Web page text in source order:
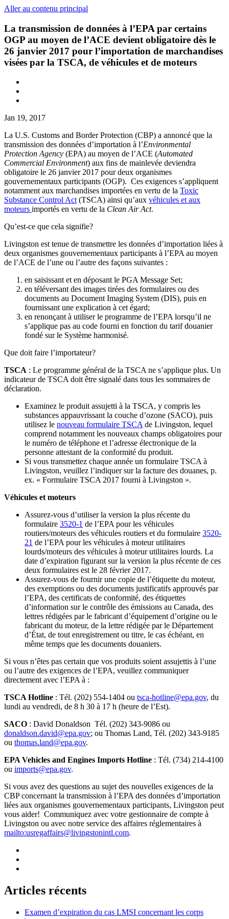
Aller au contenu principal
La transmission de données à l’EPA par certains
OGP au moyen de l’ACE devient obligatoire dès le
26 janvier 2017 pour l’importation de marchandises
visées par la TSCA, de véhicules et de moteurs
Jan 19, 2017
La U.S. Customs and Border Protection (CBP) a annoncé que la
transmission des données d’importation à l’Environmental
Protection Agency (EPA) au moyen de l’ACE (Automated
Commercial Environment) aux fins de mainlevée deviendra
obligatoire le 26 janvier 2017 pour deux organismes
gouvernementaux participants (OGP). Ces exigences s’appliquent
notamment aux marchandises importées en vertu de la Toxic
Substance Control Act(TSCA) ainsi qu’aux véhicules et aux
moteurs importés en vertu de la Clean Air Act.
Qu’est-ce que cela signifie?
Livingston est tenue de transmettre les données d’importation liées à
deux organismes gouvernementaux participants à l’EPA au moyen
de l’ACE de l’une ou l’autre des façons suivantes :
en saisissant et en déposant le PGA Message Set;
en téléversant des images tirées des formulaires ou des
documents au Document Imaging System (DIS), puis en
fournissant une explication à cet égard;
en renonçant à utiliser le programme de l’EPA lorsqu’il ne
s’applique pas au code fourni en fonction du tarif douanier
fondé sur le Système harmonisé.
Que doit faire l’importateur?
TSCA : Le programme général de la TSCA ne s’applique plus. Un
indicateur de TSCA doit être signalé dans tous les sommaires de
déclaration.
Examinez le produit assujetti à la TSCA, y compris les
substances appauvrissant la couche d’ozone (SACO), puis
utilisez le nouveau formulaire TSCAde Livingston, lequel
comprend notamment les nouveaux champs obligatoires pour
le numéro de téléphone et l’adresse électronique de la
personne attestant de la conformité du produit.
Si vous transmettez chaque année un formulaire TSCA à
Livingston, veuillez l’indiquer sur la facture des douanes, p.
ex. « Formulaire TSCA 2017 fourni à Livingston ».
Véhicules et moteurs
Assurez-vous d’utiliser la version la plus récente du
formulaire 3520-1 de l’EPA pour les véhicules
routiers/moteurs des véhicules routiers et du formulaire 3520-
21 de l’EPA pour les véhicules à moteur utilitaires
lourds/moteurs des véhicules à moteur utilitaires lourds. La
date d’expiration figurant sur la version la plus récente de ces
deux formulaires est le 28 février 2017.
Assurez-vous de fournir une copie de l’étiquette du moteur,
des exemptions ou des documents justificatifs approuvés par
l’EPA, des certificats de conformité, des étiquettes
d’information sur le contrôle des émissions au Canada, des
lettres rédigées par le fabricant d’équipement d’origine ou le
fabricant du moteur, de la lettre rédigée par le Département
d’État, de tout enregistrement ou titre, le cas échéant, en
même temps que les documents douaniers.
Si vous n’êtes pas certain que vos produits soient assujettis à l’une
ou l’autre des exigences de l’EPA, veuillez communiquer
directement avec l’EPA à :
TSCA Hotline : Tél. (202) 554-1404 ou tsca-hotline@epa.gov, du
lundi au vendredi, de 8 h 30 à 17 h (heure de l’Est).
SACO : David Donaldson Tél. (202) 343-9086 ou
donaldson.david@epa.gov; ou Thomas Land, Tél. (202) 343-9185
ou thomas.land@epa.gov.
EPA Vehicles and Engines Imports Hotline : Tél. (734) 214-4100
ou imports@epa.gov.
Si vous avez des questions au sujet des nouvelles exigences de la
CBP concernant la transmission à l’EPA des données d’importation
liées aux organismes gouvernementaux participants, Livingston peut
vous aider! Communiquez avec votre gestionnaire de compte à
Livingston ou avec notre service des affaires réglementaires à
mailto:usregaffairs@livingstonintl.com.
Articles récents
Examen d’expiration du cas LMSI concernant les corps